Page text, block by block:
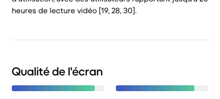
heures de lecture vidéo [19, 28, 30].
Qualité de l'écran